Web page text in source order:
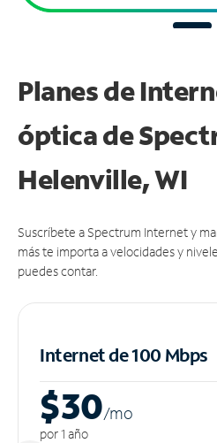
Planes de
óptica de
Helenville, WI
Suscríbete a Spectrum Internet y
más te importa a velocidades y
puedes contar.
Internet de 100 Mbps
$30/mo
por 1 año